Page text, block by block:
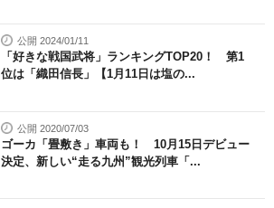
公開 2024/01/11
「好きな戦国武将」ランキングTOP20！ 第1
位は「織田信長」【1月11日は塩の...
公開 2020/07/03
ゴーカ「畳敷き」車両も！ 10月15日デビュー
決定、新しい“走る九州”観光列車「...